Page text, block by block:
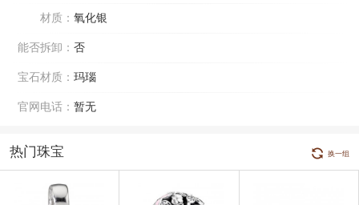
材质： 氧化银
能否拆卸： 否
宝石材质： 玛瑙
官网电话： 暂无
热门珠宝 换一组